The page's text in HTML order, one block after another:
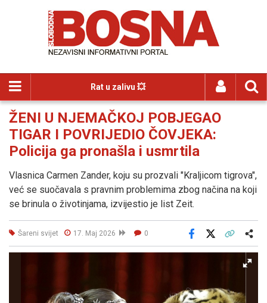
Rat u zalivu 💥
ŽENI U NJEMAČKOJ POBJEGAO
TIGAR I POVRIJEDIO ČOVJEKA:
Policija ga pronašla i usmrtila
Vlasnica Carmen Zander, koju su prozvali "Kraljicom tigrova",
već se suočavala s pravnim problemima zbog načina na koji
se brinula o životinjama, izvijestio je list Zeit.
Šareni svijet 17. Maj 2026 0
Facebook